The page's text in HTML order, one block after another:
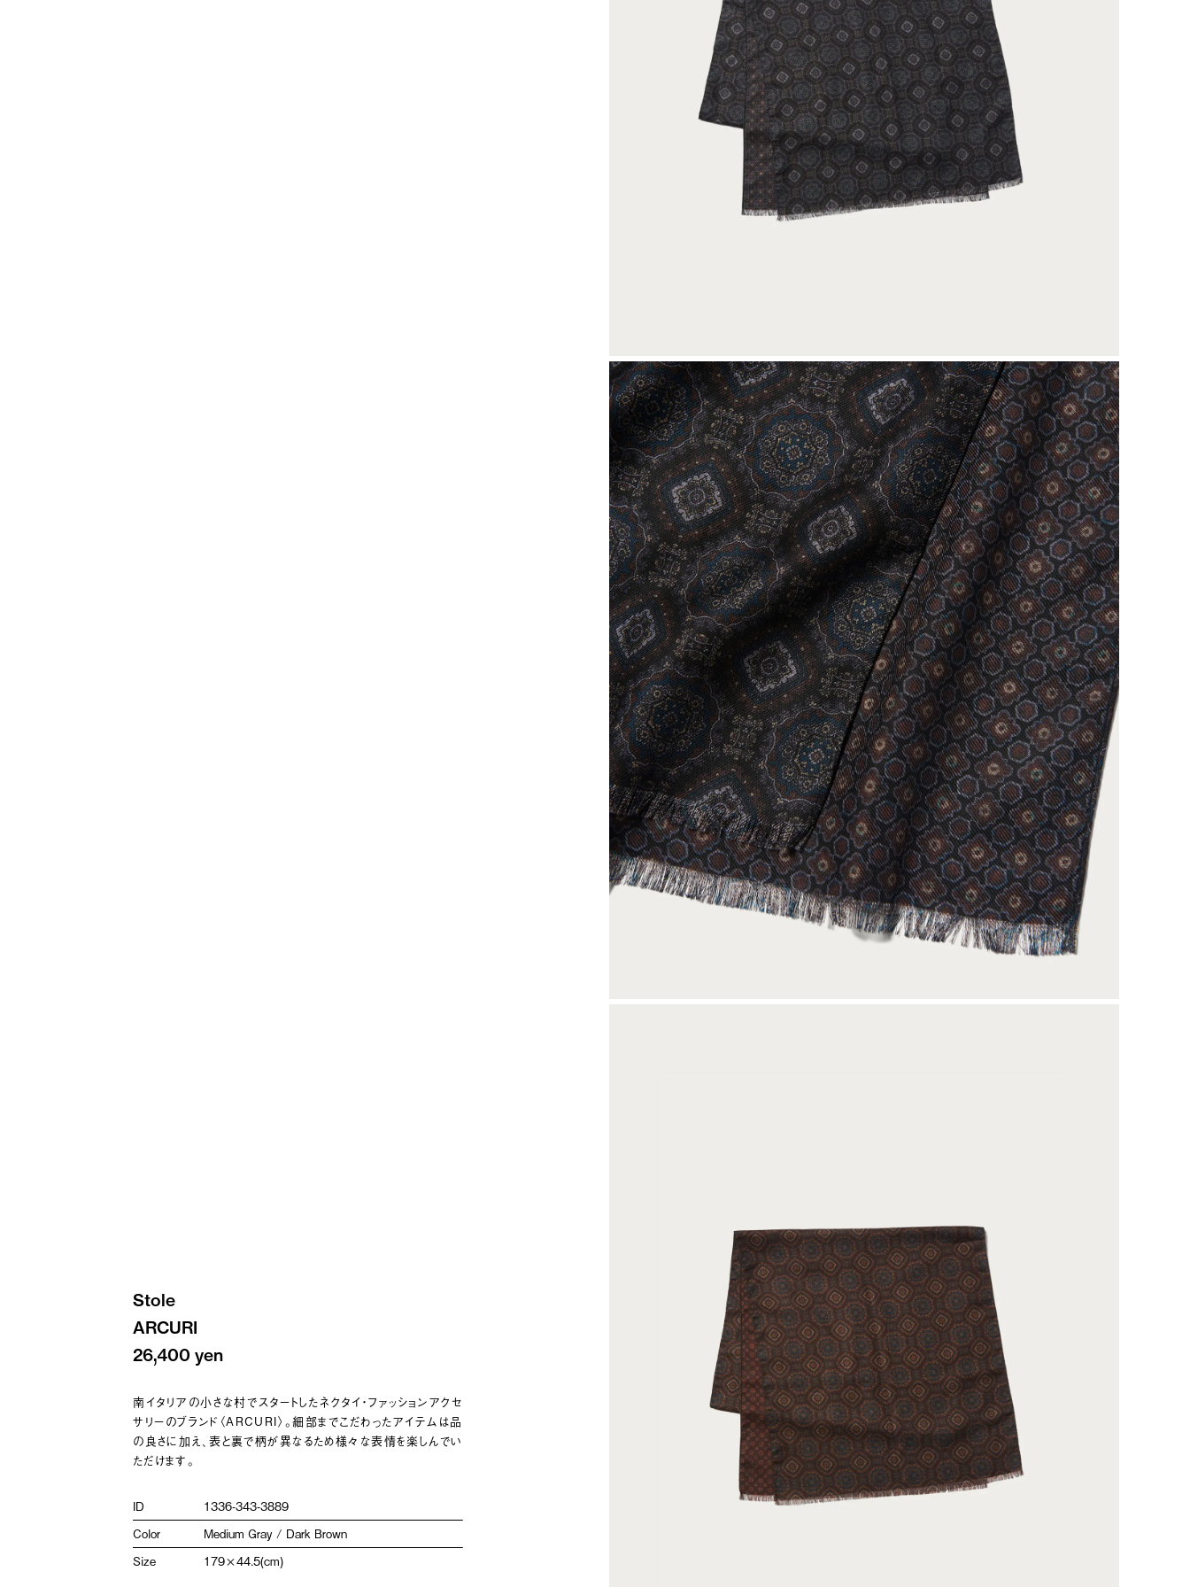
Stole
ARCURI
26,400 yen
南イタリアの小さな村でスタートしたネクタイ・ファッションアクセ
サリーのブランド〈ARCURI〉。細部までこだわったアイテムは品
の良さに加え、表と裏で柄が異なるため様々な表情を楽しんでい
ただけます。
ID
1336-343-3889
Color
Medium Gray / Dark Brown
Size
179×44.5(cm)